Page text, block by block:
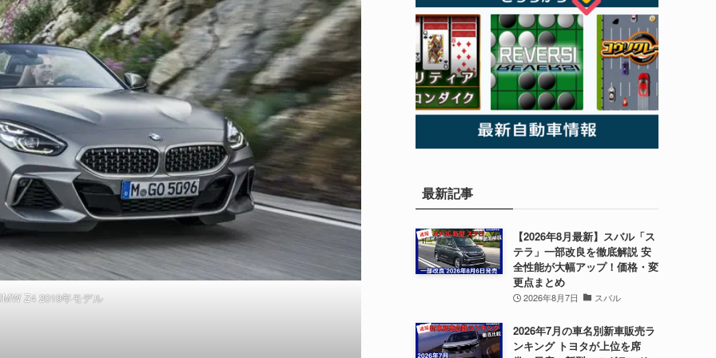
Z4 2019年モデル
最新記事
【2026年8月最新】スバル「ス
テラ」一部改良を徹底解説 安
全性能が大幅アップ！価格・変
更点まとめ
2026年8月7日 スバル
2026年7月の車名別新車販売ラ
ンキング トヨタが上位を席